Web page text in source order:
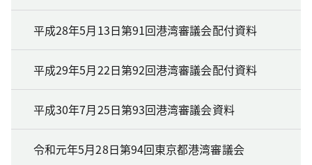
平成28年5月13日第91回港湾審議会配付資料
平成29年5月22日第92回港湾審議会配付資料
平成30年7月25日第93回港湾審議会資料
令和元年5月28日第94回東京都港湾審議会